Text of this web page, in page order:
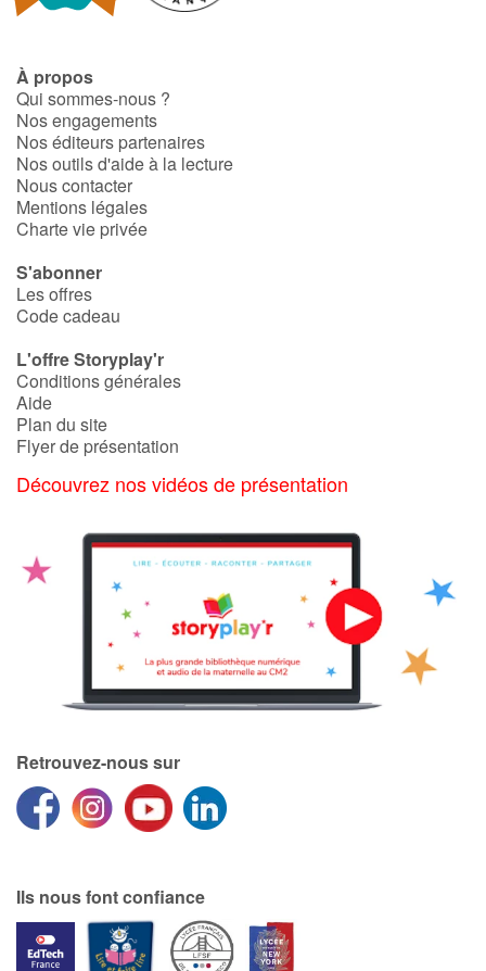
À propos
Qui sommes-nous ?
Nos engagements
Nos éditeurs partenaires
Nos outils d'aide à la lecture
Nous contacter
Mentions légales
Charte vie privée
S'abonner
Les offres
Code cadeau
L'offre Storyplay'r
Conditions générales
Aide
Plan du site
Flyer de présentation
Découvrez nos vidéos de présentation
Retrouvez-nous sur
Ils nous font confiance